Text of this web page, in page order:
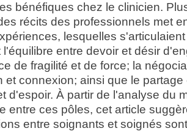
bénéfiques chez le clinicien.
récits des professionnels met
lesquelles
l'équilibre entre devoir et désir
de fragilité et de force; la
et connexion; ainsi que le
d'espoir. À partir de l'analyse du
entre ces pôles, cet article
entre soignants et soignés